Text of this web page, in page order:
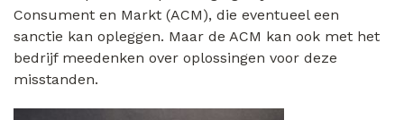
Consument en Markt (ACM), die eventueel een
sanctie kan opleggen. Maar de ACM kan ook met het
bedrijf meedenken over oplossingen voor deze
misstanden.